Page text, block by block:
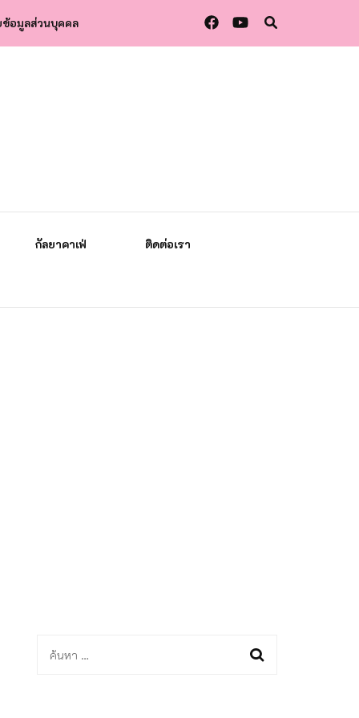
อมูลส่วนบุคคล
กัลยาคาเฟ่
ติดต่อเรา
ค้นหา